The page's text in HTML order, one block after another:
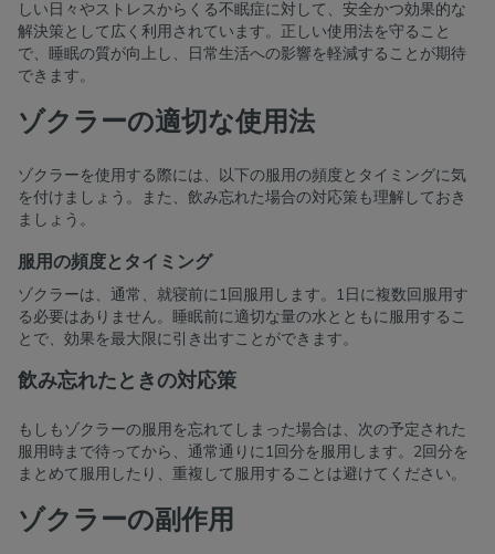
しい日々やストレスからくる不眠症に対して、安全かつ効果的な
解決策として広く利用されています。正しい使用法を守ること
で、睡眠の質が向上し、日常生活への影響を軽減することが期待
できます。
ゾクラーの適切な使用法
ゾクラーを使用する際には、以下の服用の頻度とタイミングに気
を付けましょう。また、飲み忘れた場合の対応策も理解しておき
ましょう。
服用の頻度とタイミング
ゾクラーは、通常、就寝前に1回服用します。1日に複数回服用す
る必要はありません。睡眠前に適切な量の水とともに服用するこ
とで、効果を最大限に引き出すことができます。
飲み忘れたときの対応策
もしもゾクラーの服用を忘れてしまった場合は、次の予定された
服用時まで待ってから、通常通りに1回分を服用します。2回分を
まとめて服用したり、重複して服用することは避けてください。
ゾクラーの副作用